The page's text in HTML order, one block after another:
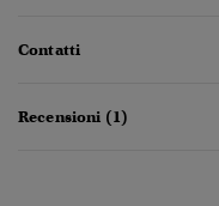
Contatti
Recensioni (1)